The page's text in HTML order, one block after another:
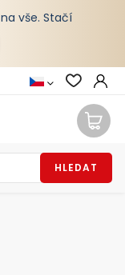
na vše. Stačí
HLEDAT